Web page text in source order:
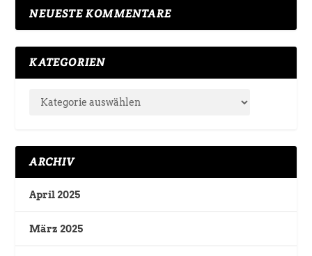
NEUESTE KOMMENTARE
KATEGORIEN
ARCHIV
April 2025
März 2025